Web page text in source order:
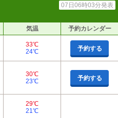
07日06時03分発表
気温 予約カレンダー
33℃
24℃
予約する
30℃
23℃
予約する
29℃
21℃